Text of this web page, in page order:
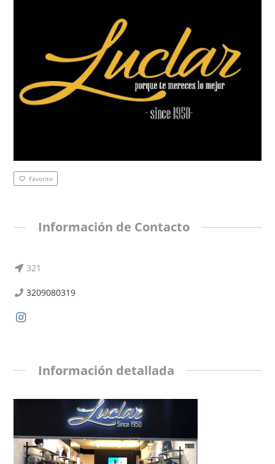
Favorito
Información de Contacto
321
3209080319
Información detallada